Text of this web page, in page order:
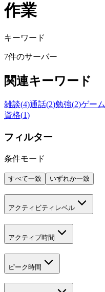
作業
キーワード
7件のサーバー
関連キーワード
雑談(4)通話(2)勉強(2)ゲーム
資格(1)
フィルター
条件モード
すべて一致 いずれか一致
アクティビティレベル
アクティブ時間
ピーク時間